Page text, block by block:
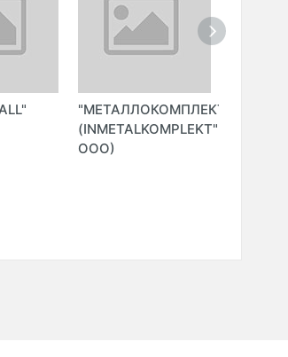
"МЕТАЛЛОКОМПЛЕКТ"
(INMETALKOMPLEKT"
ООО)